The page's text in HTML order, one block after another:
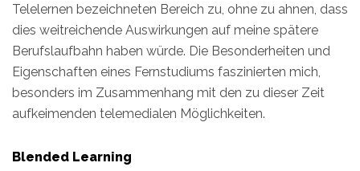
Telelernen bezeichneten Bereich zu, ohne zu ahnen, dass
dies weitreichende Auswirkungen auf meine spätere
Berufslaufbahn haben würde. Die Besonderheiten und
Eigenschaften eines Fernstudiums faszinierten mich,
besonders im Zusammenhang mit den zu dieser Zeit
aufkeimenden telemedialen Möglichkeiten.
Blended Learning